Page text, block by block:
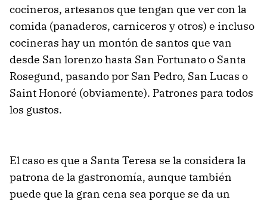
cocineros, artesanos que tengan que ver con la
comida (panaderos, carniceros y otros) e incluso
cocineras hay un montón de santos que van
desde San lorenzo hasta San Fortunato o Santa
Rosegund, pasando por San Pedro, San Lucas o
Saint Honoré (obviamente). Patrones para todos
los gustos.
El caso es que a Santa Teresa se la considera la
patrona de la gastronomía, aunque también
puede que la gran cena sea porque se da un